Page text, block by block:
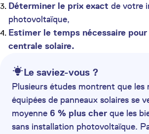
Déterminer le prix exact de votre
photovoltaïque,
Estimer le temps nécessaire
centrale solaire.
Le saviez-vous ?
Plusieurs études montrent que les
équipées de panneaux solaires se
moyenne 6 % plus cher que les
sans installation photovoltaïque.